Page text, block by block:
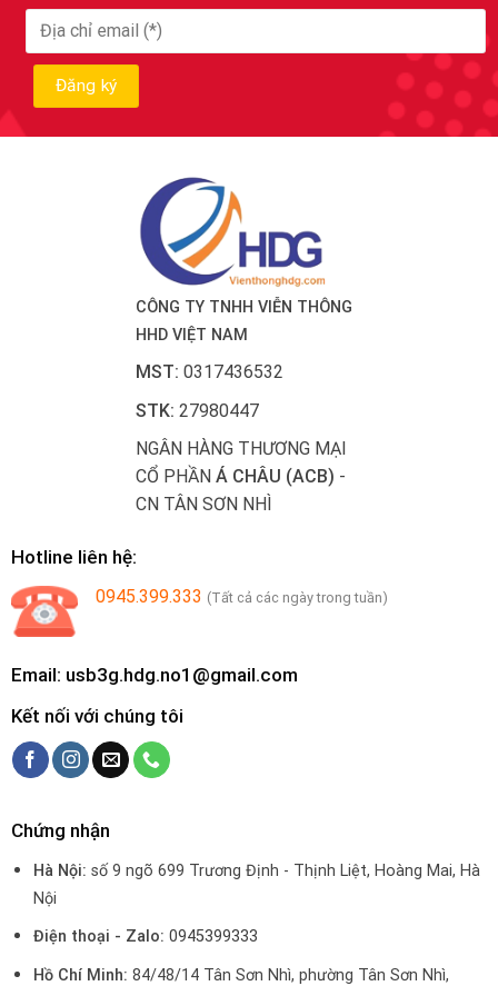
CÔNG TY TNHH VIỄN THÔNG
HHD VIỆT NAM
MST: 0317436532
STK: 27980447
NGÂN HÀNG THƯƠNG MẠI
CỔ PHẦN Á CHÂU (ACB) -
CN TÂN SƠN NHÌ
Hotline liên hệ:
0945.399.333 (Tất cả các ngày trong tuần)
Email: usb3g.hdg.no1@gmail.com
Kết nối với chúng tôi
Chứng nhận
Hà Nội:số 9 ngõ 699 Trương Định - Thịnh Liệt, Hoàng Mai, Hà
Nội
Điện thoại - Zalo: 0945399333
Hồ Chí Minh: 84/48/14 Tân Sơn Nhì, phường Tân Sơn Nhì,